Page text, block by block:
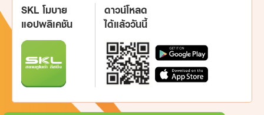
SKL โมบาย
แอปพลิเคชัน
ดาวน์โหลด
ได้แล้ววันนี้